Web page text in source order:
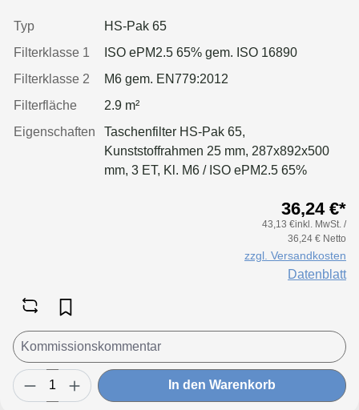
Typ
HS-Pak 65
Filterklasse 1
ISO ePM2.5 65% gem. ISO 16890
Filterklasse 2
M6 gem. EN779:2012
Filterfläche
2.9 m²
Eigenschaften
Taschenfilter HS-Pak 65,
Kunststoffrahmen 25 mm, 287x892x500
mm, 3 ET, Kl. M6 / ISO ePM2.5 65%
36,24 €*
43,13 €inkl. MwSt. /
36,24 € Netto
zzgl. Versandkosten
Datenblatt
In den Warenkorb